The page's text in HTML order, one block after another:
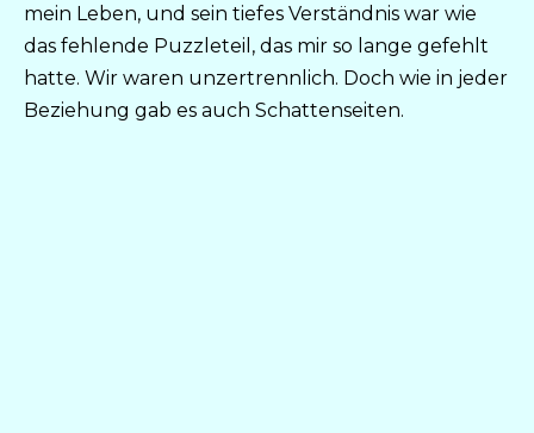
mein Leben, und sein tiefes Verständnis war wie
das fehlende Puzzleteil, das mir so lange gefehlt
hatte. Wir waren unzertrennlich. Doch wie in jeder
Beziehung gab es auch Schattenseiten.